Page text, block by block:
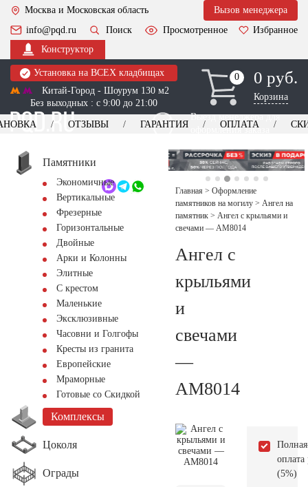
Москва и Московская область
Вызов менеджера
info@pqd.ru
Поиск Просмотренное
Избранное
Конструктор
Установка на ВСЕХ кладбищах
Китай-Город - Шоурум 130 м2
Без выходных : с 9:00 до 21:00
0
0 0 руб.
Корзина
Выезд менеджера для
оформления заказа
+7 (495) 518-44-23
Обратный звонок
ОТЗЫВЫ ГАРАНТИЯ ОПЛАТА
Памятники
Экономичные
Вертикальные
Фрезерные
Горизонтальные
Двойные
Арки и Колонны
Элитные
С крестом
Маленькие
Эксклюзивные
Часовни и Голгофы
Кресты из гранита
Европейские
Мраморные
Готовые со Скидкой
Комплексы
Цоколя
Ограды
Главная > Оформление
памятников на могилу > Ангел на
памятник > Ангел с крыльями и
свечами — AM8014
Ангел с
крыльями
и
свечами
—
AM8014
Полная
оплата
(5%)